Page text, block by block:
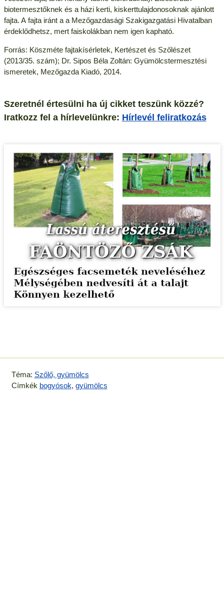
biotermesztőknek és a házi kerti, kiskerttulajdonosoknak ajánlott
fajta. A fajta iránt a a Mezőgazdasági Szakigazgatási Hivatalban
érdeklődhetsz, mert faiskolákban nem igen kapható.
Forrás: Köszméte fajtakísérletek, Kertészet és Szőlészet
(2013/35. szám); Dr. Sipos Béla Zoltán: Gyümölcstermesztési
ismeretek, Mezőgazda Kiadó, 2014.
Szeretnél értesülni ha új cikket teszünk közzé?
Iratkozz fel a hírlevelünkre: Hírlevél feliratkozás
Téma: Szőlő, gyümölcs
Címkék bogyósok, gyümölcs